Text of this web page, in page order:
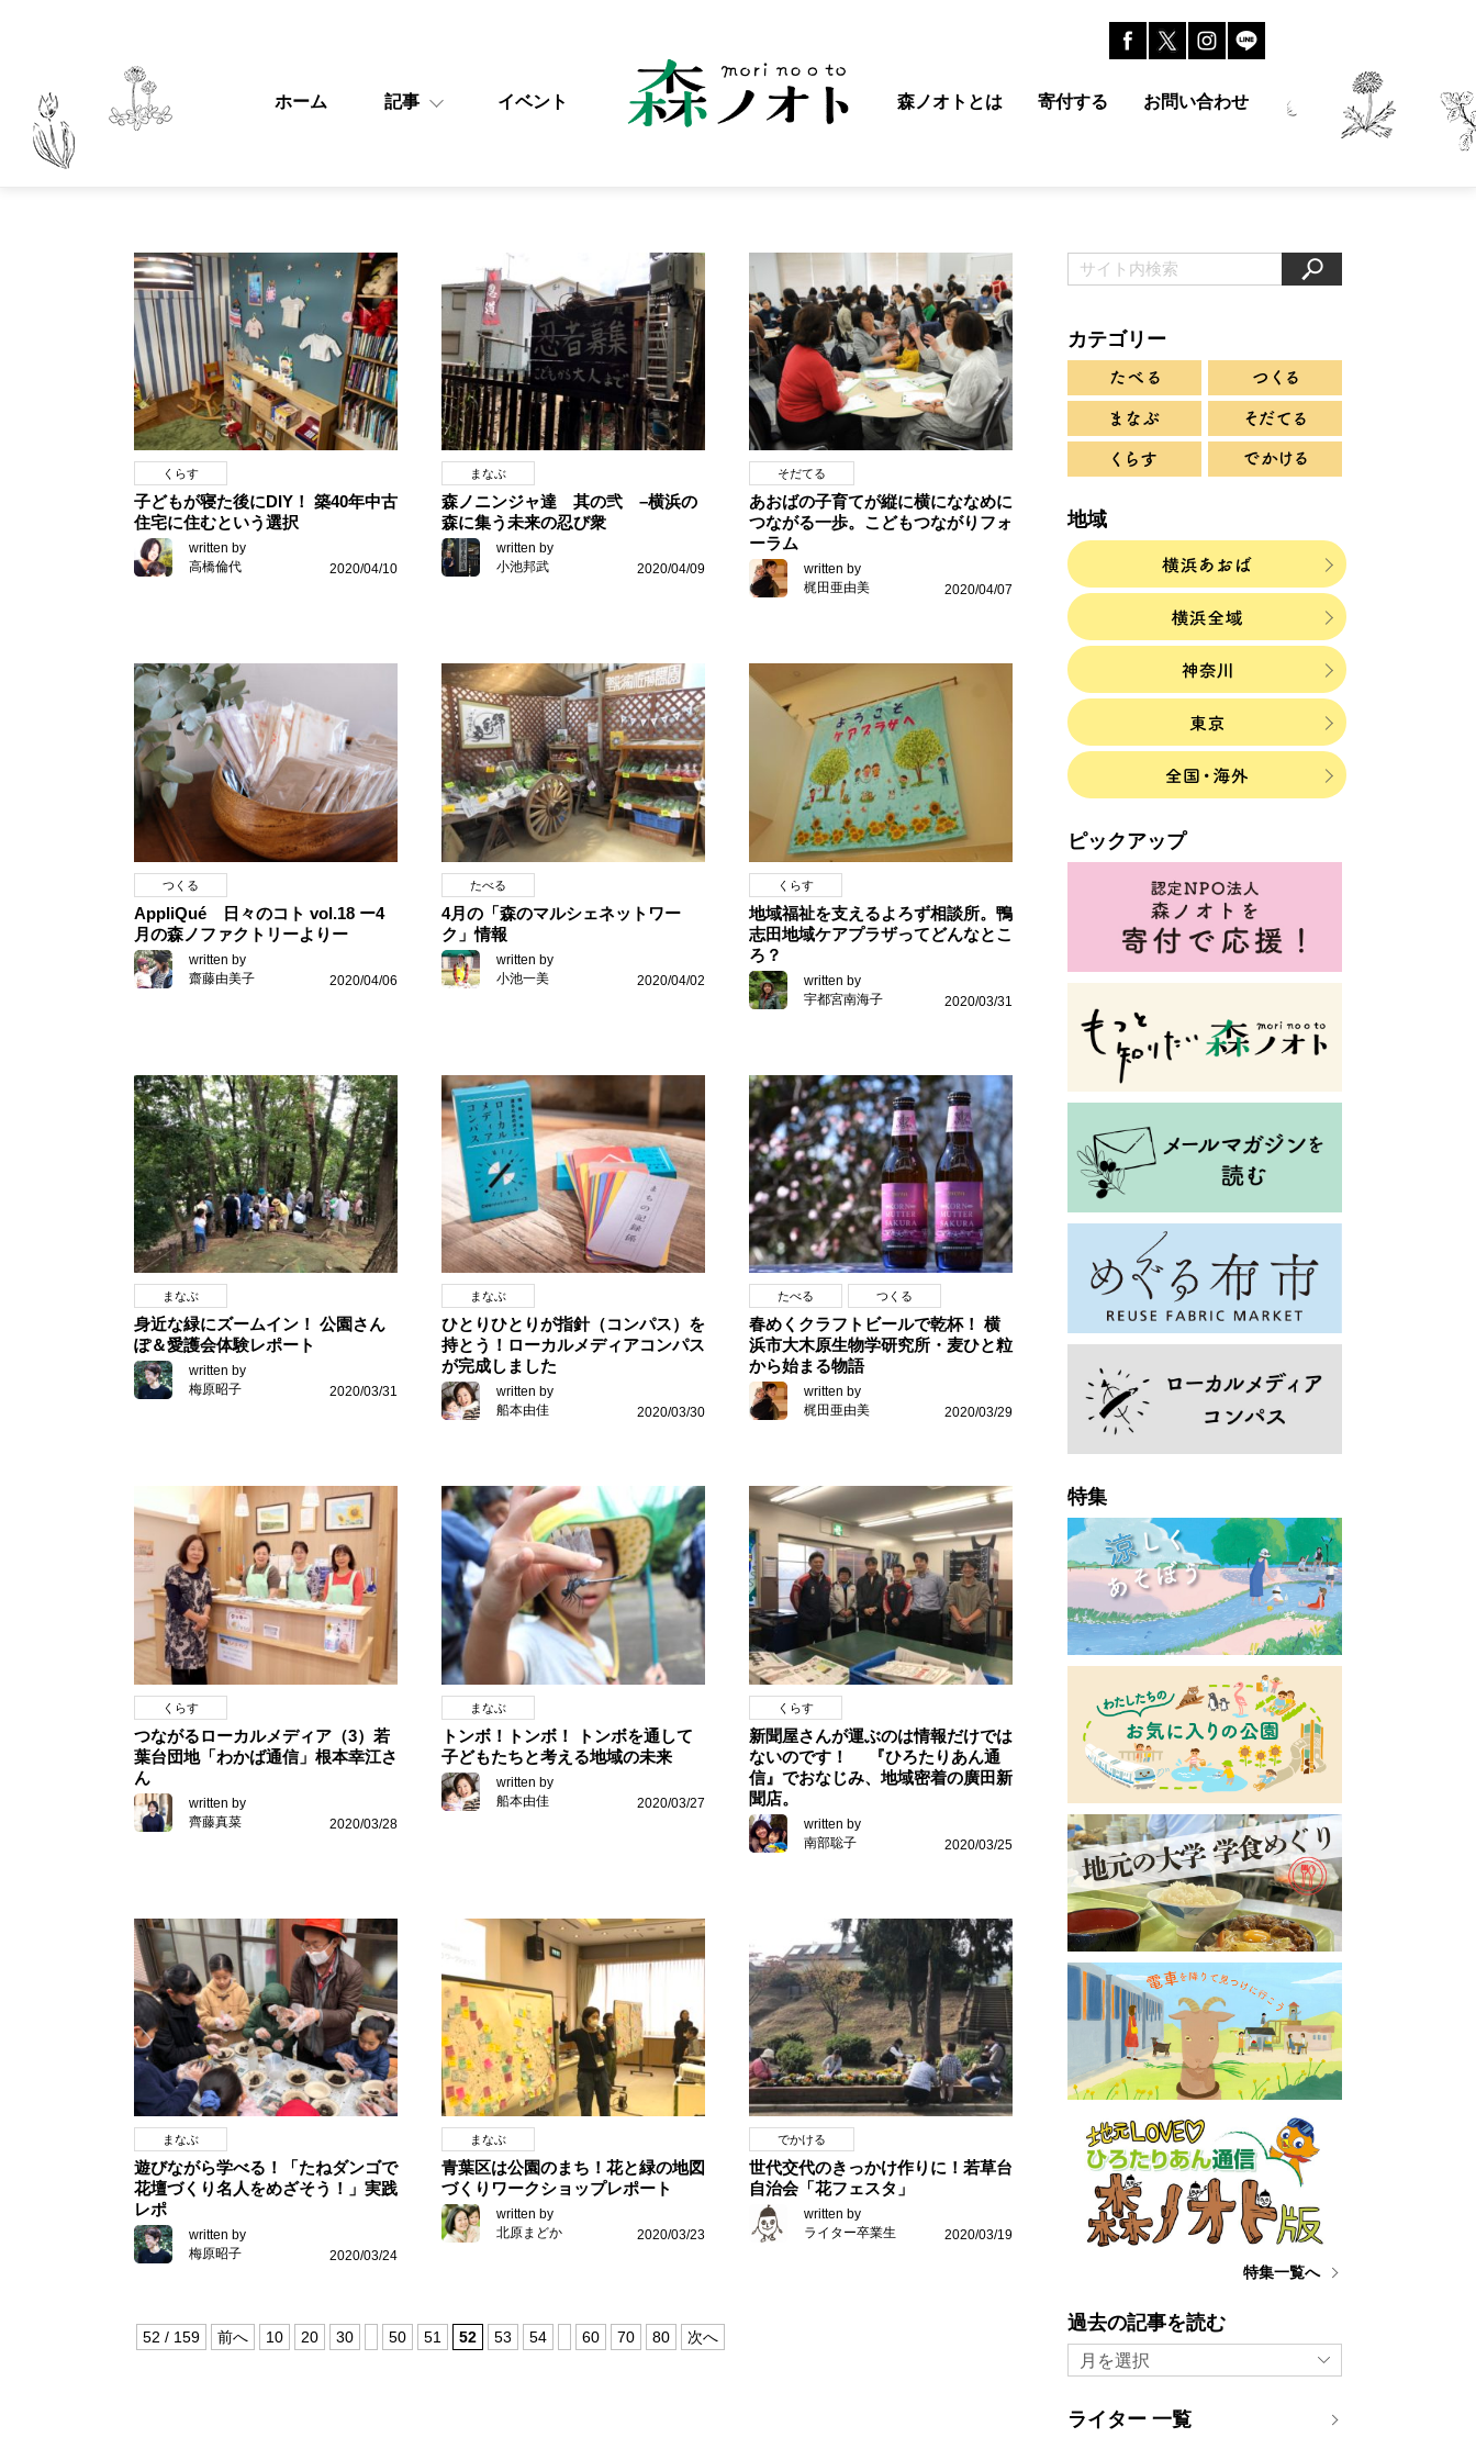
ホーム 記事 イベント 森ノオトとは 寄付する お問い合わせ
くらす
子どもが寝た後にDIY！ 築40年中古
住宅に住むという選択
written by
高橋倫代
2020/04/10
まなぶ
森ノニンジャ達 其の弐 –横浜の
森に集う未来の忍び衆
written by
小池邦武
2020/04/09
そだてる
あおばの子育てが縦に横にななめに
つながる一歩。こどもつながりフォ
ーラム
written by
梶田亜由美
2020/04/07
つくる
AppliQué 日々のコト vol.18 ー4
月の森ノファクトリーよりー
written by
齋藤由美子
2020/04/06
たべる
4月の「森のマルシェネットワー
ク」情報
written by
小池一美
2020/04/02
くらす
地域福祉を支えるよろず相談所。鴨
志田地域ケアプラザってどんなとこ
ろ？
written by
宇都宮南海子
2020/03/31
まなぶ
身近な緑にズームイン！ 公園さん
ぽ＆愛護会体験レポート
written by
梅原昭子
2020/03/31
まなぶ
ひとりひとりが指針（コンパス）を
持とう！ローカルメディアコンパス
が完成しました
written by
船本由佳
2020/03/30
たべる つくる
春めくクラフトビールで乾杯！ 横
浜市大木原生物学研究所・麦ひと粒
から始まる物語
written by
梶田亜由美
2020/03/29
くらす
つながるローカルメディア（3）若
葉台団地「わかば通信」根本幸江さ
ん
written by
齊藤真菜
2020/03/28
まなぶ
トンボ！トンボ！ トンボを通して
子どもたちと考える地域の未来
written by
船本由佳
2020/03/27
くらす
新聞屋さんが運ぶのは情報だけでは
ないのです！ 『ひろたりあん通
信』でおなじみ、地域密着の廣田新
聞店。
written by
南部聡子
2020/03/25
まなぶ
遊びながら学べる！「たねダンゴで
花壇づくり名人をめざそう！」実践
レポ
written by
梅原昭子
2020/03/24
まなぶ
青葉区は公園のまち！花と緑の地図
づくりワークショップレポート
written by
北原まどか
2020/03/23
でかける
世代交代のきっかけ作りに！若草台
自治会「花フェスタ」
written by
ライター卒業生
2020/03/19
52 / 159 前へ 10 20 30 50 51 52 53 54 60 70 80 次へ
カテゴリー
地域
ピックアップ
特集
特集一覧へ
過去の記事を読む
月を選択
ライター 一覧